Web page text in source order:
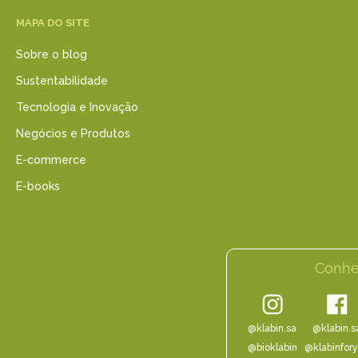
MAPA DO SITE
Sobre o blog
Sustentabilidade
Tecnologia e Inovação
Negócios e Produtos
E-commerce
E-books
@klabin.sa
@bioklabin